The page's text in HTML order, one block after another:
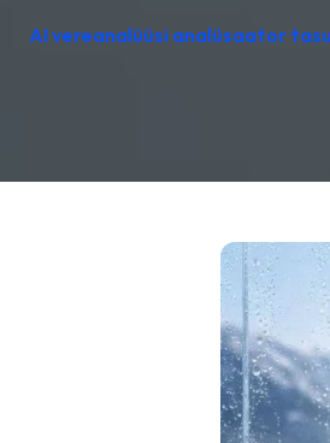
AI vereanalüüsi analüsaator